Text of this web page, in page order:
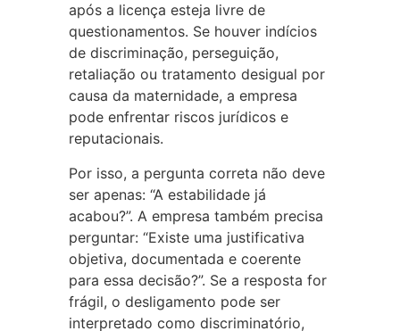
após a licença esteja livre de
questionamentos. Se houver indícios
de discriminação, perseguição,
retaliação ou tratamento desigual por
causa da maternidade, a empresa
pode enfrentar riscos jurídicos e
reputacionais.
Por isso, a pergunta correta não deve
ser apenas: “A estabilidade já
acabou?”. A empresa também precisa
perguntar: “Existe uma justificativa
objetiva, documentada e coerente
para essa decisão?”. Se a resposta for
frágil, o desligamento pode ser
interpretado como discriminatório,